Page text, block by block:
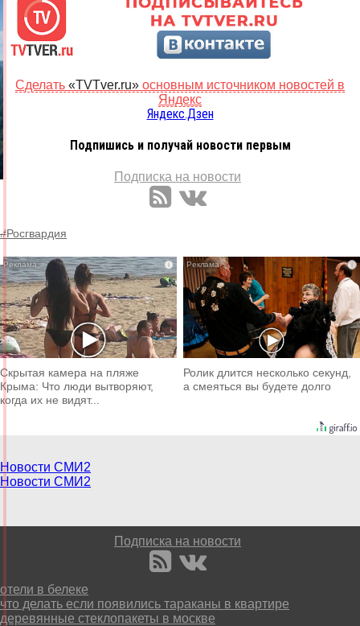
Сделать «TVTver.ru» основным источником новостей в
Яндекс
Яндекс.Дзен
Подпишись и получай новости первым
Подписка на новости
#Росгвардия
i
Скрытая камера на пляже
Крыма: Что люди вытворяют,
когда их не видят...
i
Ролик длится несколько секунд,
а смеяться вы будете долго
Новости СМИ2
Новости СМИ2
Подписка на новости
отели в белеке
что делать если появились тараканы в квартире
деревянные стеклопакеты в москве